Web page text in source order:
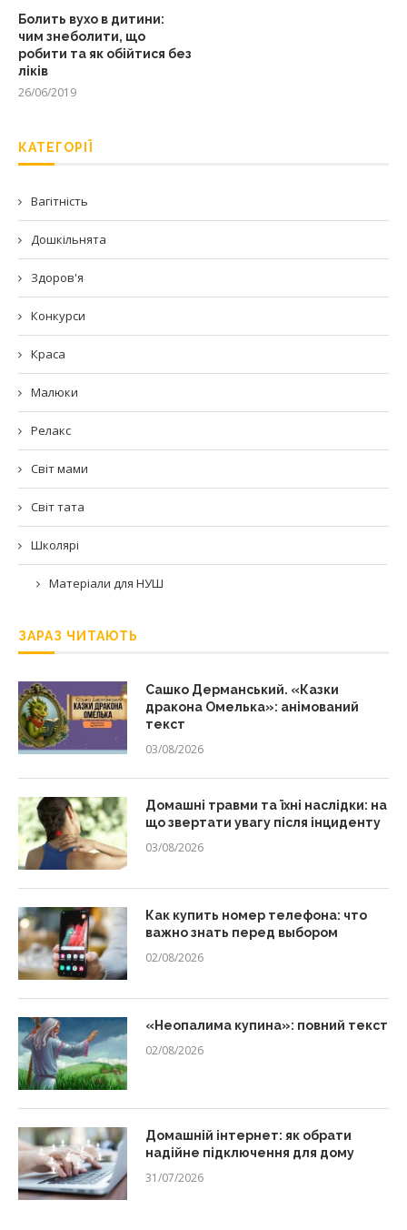
Болить вухо в дитини:
чим знеболити, що
робити та як обійтися без
ліків
26/06/2019
КАТЕГОРІЇ
Вагітність
Дошкільнята
Здоров'я
Конкурси
Краса
Малюки
Релакс
Світ мами
Світ тата
Школярі
Матеріали для НУШ
ЗАРАЗ ЧИТАЮТЬ
Сашко Дерманський. «Казки
дракона Омелька»: анімований
текст
03/08/2026
Домашні травми та їхні наслідки: на
що звертати увагу після інциденту
03/08/2026
Как купить номер телефона: что
важно знать перед выбором
02/08/2026
«Неопалима купина»: повний текст
02/08/2026
Домашній інтернет: як обрати
надійне підключення для дому
31/07/2026